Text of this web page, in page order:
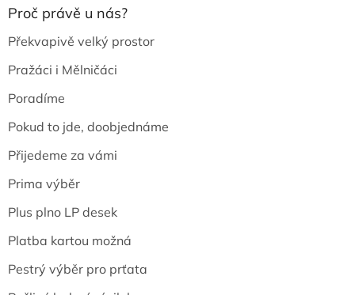
Proč právě u nás?
Překvapivě velký prostor
Pražáci i Mělničáci
Poradíme
Pokud to jde, doobjednáme
Přijedeme za vámi
Prima výběr
Plus plno LP desek
Platba kartou možná
Pestrý výběr pro prťata